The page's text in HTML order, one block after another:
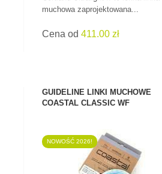
muchowa zaprojektowana...
Cena od 411.00 zł
GUIDELINE LINKI MUCHOWE
COASTAL CLASSIC WF
NOWOŚĆ 2026!
ZOBACZ PRODUKT